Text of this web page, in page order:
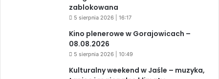
zablokowana
5 sierpnia 2026 | 16:17
Kino plenerowe w Gorajowicach –
08.08.2026
5 sierpnia 2026 | 10:49
Kulturalny weekend w Jaśle – muzyka,